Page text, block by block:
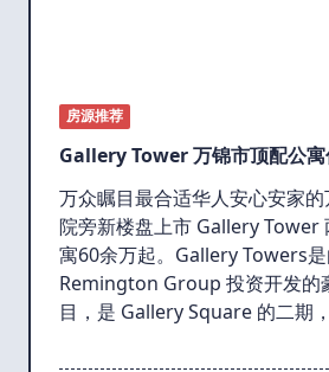
房源推荐
Gallery Tower 万锦市顶配公
万众瞩目最合适华人安心安家
院旁新楼盘上市 Gallery Tower
寓60余万起。Gallery Towers
Remington Group 投资开发的
目，是 Gallery Square 的二期